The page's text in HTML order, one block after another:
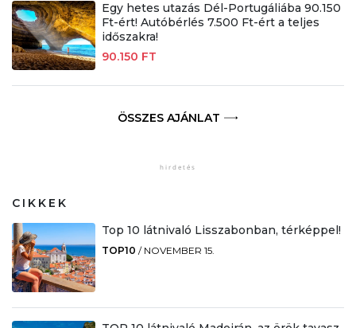
Egy hetes utazás Dél-Portugáliába 90.150
Ft-ért! Autóbérlés 7.500 Ft-ért a teljes
időszakra!
90.150 FT
ÖSSZES AJÁNLAT
CIKKEK
Top 10 látnivaló Lisszabonban, térképpel!
TOP10 / NOVEMBER 15.